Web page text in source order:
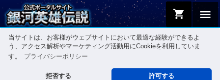
当サイトは、お客様がウェブサイトにおいて最適な経験ができるよ
う、アクセス解析やマーケティング活動用にCookieを利用していま
す。
プライバシーポリシー
拒否する 許可する
menu
shopping_cart